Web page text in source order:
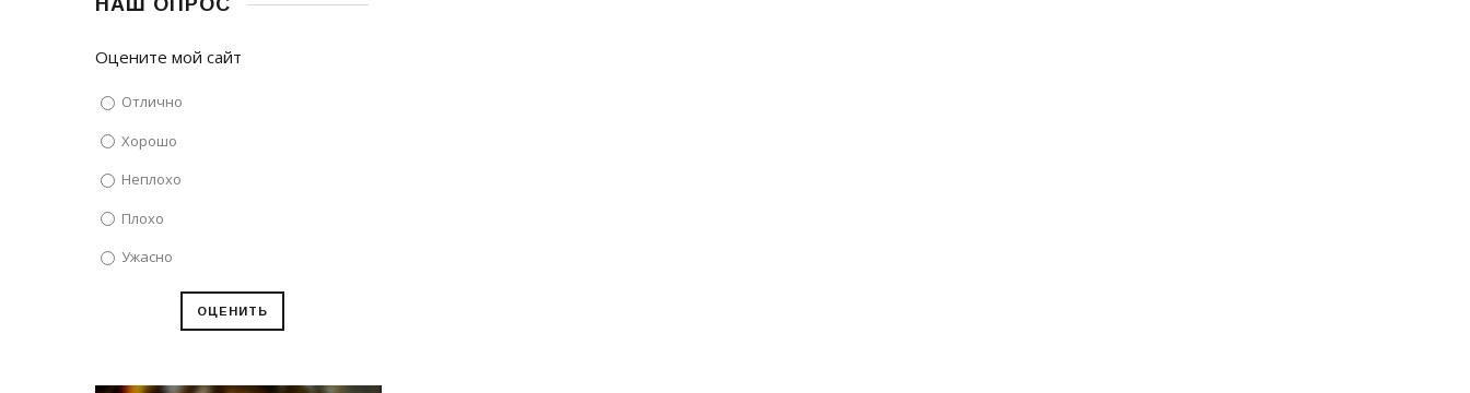
НАШ ОПРОС
Оцените мой сайт
Отлично
Хорошо
Неплохо
Плохо
Ужасно